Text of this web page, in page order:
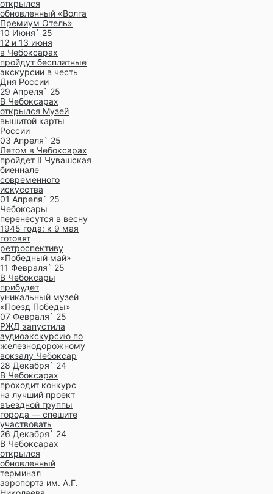
открылся
обновленный «Волга
Премиум Отель»
10 Июня` 25
12 и 13 июня
в Чебоксарах
пройдут бесплатные
экскурсии в честь
Дня России
29 Апреля` 25
В Чебоксарах
открылся Музей
вышитой карты
России
03 Апреля` 25
Летом в Чебоксарах
пройдет II Чувашская
биеннале
современного
искусства
01 Апреля` 25
Чебоксары
перенесутся в весну
1945 года: к 9 мая
готовят
ретроспективу
«Победный май»
11 Февраля` 25
В Чебоксары
прибудет
уникальный музей
«Поезд Победы»
07 Февраля` 25
РЖД запустила
аудиоэкскурсию по
железнодорожному
вокзалу Чебоксар
28 Декабря` 24
В Чебоксарах
проходит конкурс
на лучший проект
въездной группы
города — спешите
участвовать
26 Декабря` 24
В Чебоксарах
открылся
обновленный
терминал
аэропорта им. А.Г.